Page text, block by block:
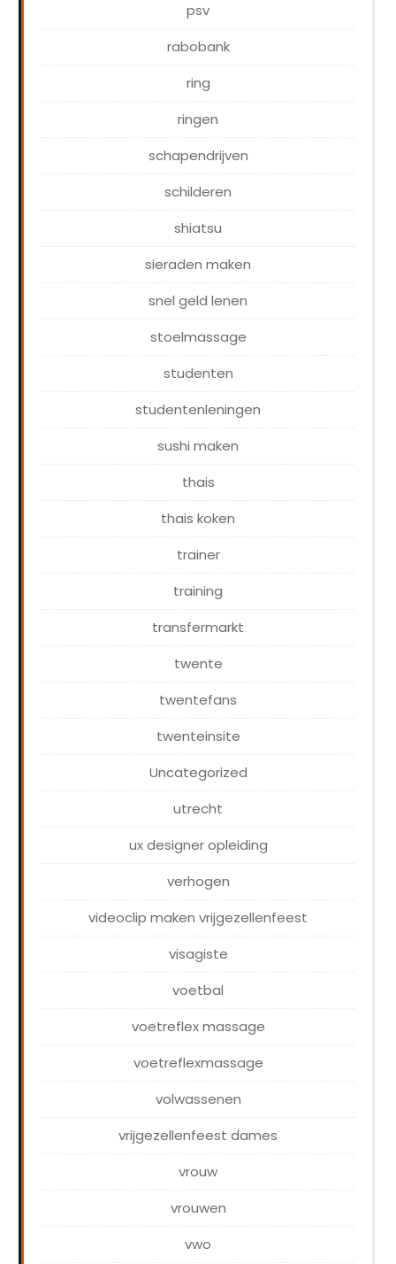
psv
rabobank
ring
ringen
schapendrijven
schilderen
shiatsu
sieraden maken
snel geld lenen
stoelmassage
studenten
studentenleningen
sushi maken
thais
thais koken
trainer
training
transfermarkt
twente
twentefans
twenteinsite
Uncategorized
utrecht
ux designer opleiding
verhogen
videoclip maken vrijgezellenfeest
visagiste
voetbal
voetreflex massage
voetreflexmassage
volwassenen
vrijgezellenfeest dames
vrouw
vrouwen
vwo